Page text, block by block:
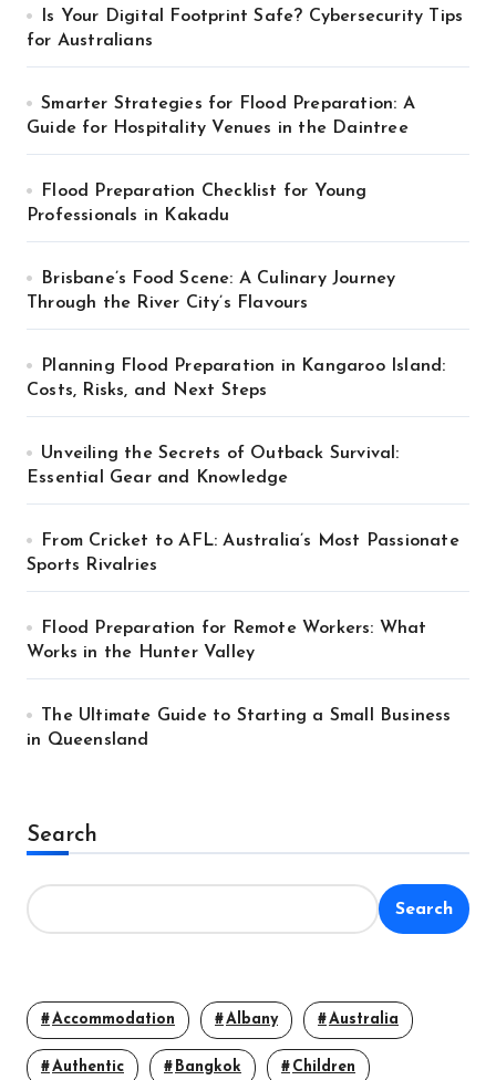
Is Your Digital Footprint Safe? Cybersecurity Tips
for Australians
Smarter Strategies for Flood Preparation: A
Guide for Hospitality Venues in the Daintree
Flood Preparation Checklist for Young
Professionals in Kakadu
Brisbane’s Food Scene: A Culinary Journey
Through the River City’s Flavours
Planning Flood Preparation in Kangaroo Island:
Costs, Risks, and Next Steps
Unveiling the Secrets of Outback Survival:
Essential Gear and Knowledge
From Cricket to AFL: Australia’s Most Passionate
Sports Rivalries
Flood Preparation for Remote Workers: What
Works in the Hunter Valley
The Ultimate Guide to Starting a Small Business
in Queensland
Search
Search
Accommodation Albany Australia
Authentic Bangkok Children